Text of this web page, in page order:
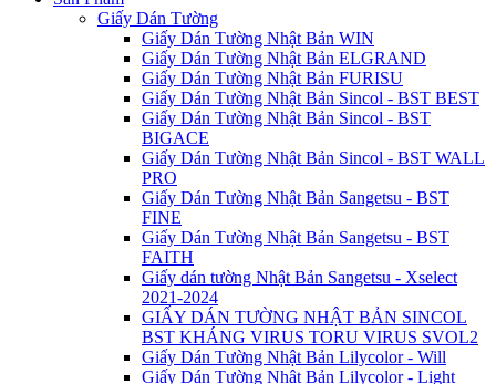
Giấy Dán Tường
Giấy Dán Tường Nhật Bản WIN
Giấy Dán Tường Nhật Bản ELGRAND
Giấy Dán Tường Nhật Bản FURISU
Giấy Dán Tường Nhật Bản Sincol - BST BEST
Giấy Dán Tường Nhật Bản Sincol - BST
BIGACE
Giấy Dán Tường Nhật Bản Sincol - BST WALL
PRO
Giấy Dán Tường Nhật Bản Sangetsu - BST
FINE
Giấy Dán Tường Nhật Bản Sangetsu - BST
FAITH
Giấy dán tường Nhật Bản Sangetsu - Xselect
2021-2024
GIẤY DÁN TƯỜNG NHẬT BẢN SINCOL
BST KHÁNG VIRUS TORU VIRUS SVOL2
Giấy Dán Tường Nhật Bản Lilycolor - Will
Giấy Dán Tường Nhật Bản Lilycolor - Light